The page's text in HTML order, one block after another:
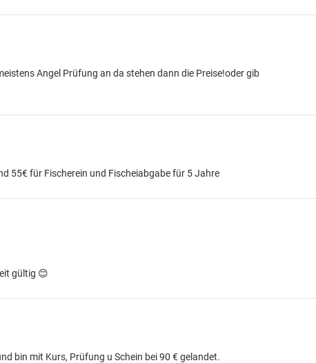
Angel Prüfung an da stehen dann die Preise!oder gib
55€ für Fischerein und Fischeiabgabe für 5 Jahre
gültig 😊
bin mit Kurs, Prüfung u Schein bei 90 € gelandet.